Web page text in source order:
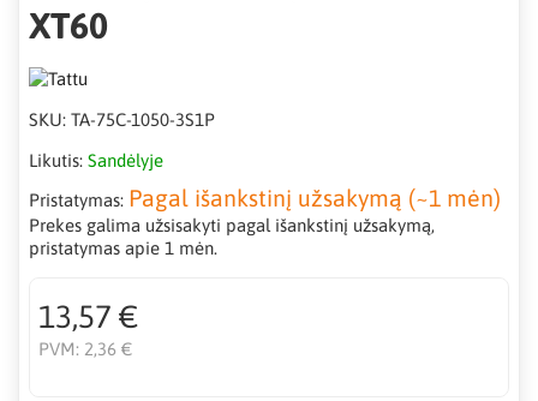
XT60
SKU: TA-75C-1050-3S1P
Likutis: Sandėlyje
Pristatymas: Pagal išankstinį užsakymą (~1 mėn)
Prekes galima užsisakyti pagal išankstinį užsakymą,
pristatymas apie 1 mėn.
13,57 €
PVM: 2,36 €